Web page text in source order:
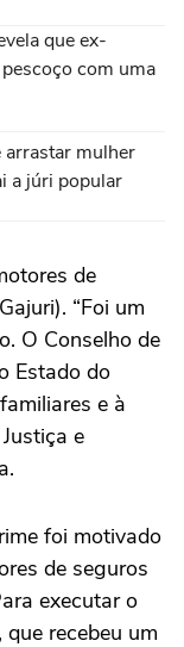
que ex-
com uma
arrastar mulher
a júri popular
de
“Foi um
O Conselho de
Estado do
e à
e
foi motivado
de seguros
executar o
recebeu um